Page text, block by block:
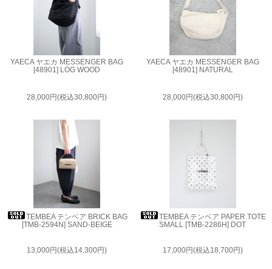
YAECA ヤエカ MESSENGER BAG
[48901] LOG WOOD
28,000円(税込30,800円)
YAECA ヤエカ MESSENGER BAG
[48901] NATURAL
28,000円(税込30,800円)
TEMBEA テンベア BRICK BAG
[TMB-2594N] SAND-BEIGE
13,000円(税込14,300円)
TEMBEA テンベア PAPER TOTE
SMALL [TMB-2286H] DOT
17,000円(税込18,700円)